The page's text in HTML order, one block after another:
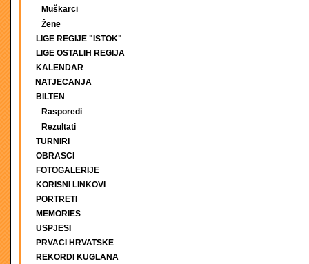
Muškarci
Žene
LIGE REGIJE "ISTOK"
LIGE OSTALIH REGIJA
KALENDAR
NATJECANJA
BILTEN
Rasporedi
Rezultati
TURNIRI
OBRASCI
FOTOGALERIJE
KORISNI LINKOVI
PORTRETI
MEMORIES
USPJESI
PRVACI HRVATSKE
REKORDI KUGLANA